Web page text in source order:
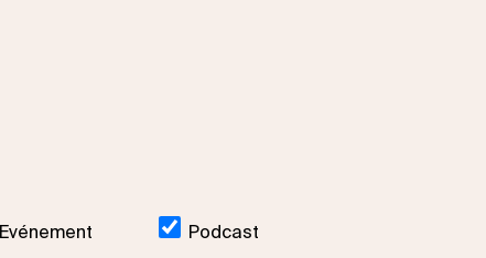
Evénement
Podcast